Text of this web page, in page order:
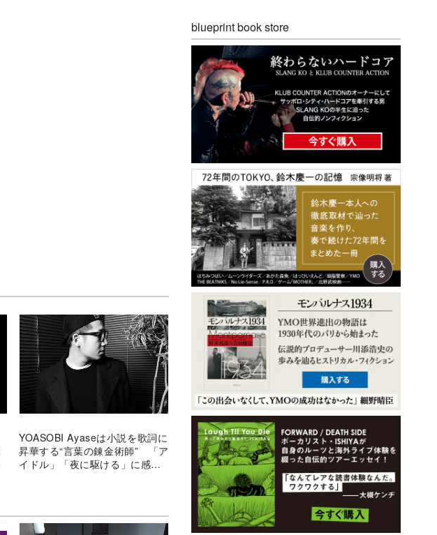
YOASOBI Ayaseは小説を歌詞に
昇華する“言葉の錬金術師” 「ア
イドル」「夜に駆ける」に感じ
blueprint book store